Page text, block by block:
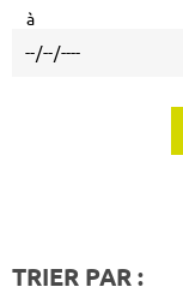
à
TRIER PAR :